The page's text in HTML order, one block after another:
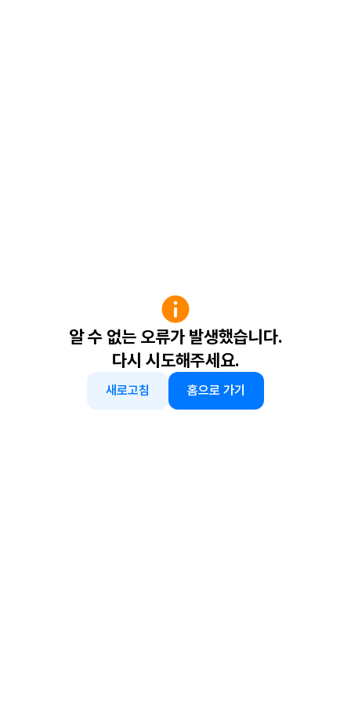
알 수 없는 오류가 발생했습니다.
다시 시도해주세요.
새로고침 홈으로 가기